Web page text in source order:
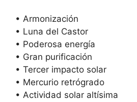
• Armonización
• Luna del Castor
• Poderosa energía
• Gran purificación
• Tercer impacto solar
• Mercurio retrógrado
• Actividad solar altísima